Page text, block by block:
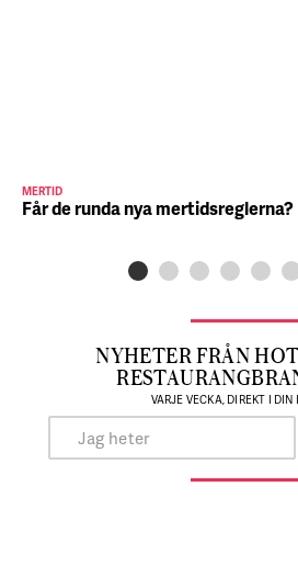
MERTID
Får de runda nya mertidsreglerna?
NYHETER FRÅN
VARJE VECKA, DIREKT I DIN